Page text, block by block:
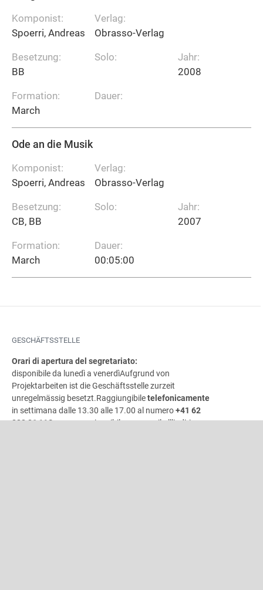
Komponist:
Spoerri, Andreas
Besetzung:
BB
Formation:
March
Verlag:
Obrasso-Verlag
Solo:
Dauer:
Jahr:
2008
Ode an die Musik
Komponist:
Spoerri, Andreas
Besetzung:
CB, BB
Formation:
March
Verlag:
Obrasso-Verlag
Solo:
Dauer:
00:05:00
Jahr:
2007
GESCHÄFTSSTELLE
Orari di apertura del segretariato:
disponibile da lunedì a venerdìAufgrund von
Projektarbeiten ist die Geschäftsstelle zurzeit
unregelmässig besetzt.Raggiungibiletelefonicamente
in settimana dalle 13.30 alle 17.00 al numero+41 62
822 8111Sempre raggiungibile per e-mail all’indirizzo